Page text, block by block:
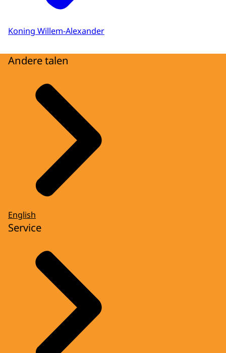
Koning Willem-Alexander
Andere talen
English
Service